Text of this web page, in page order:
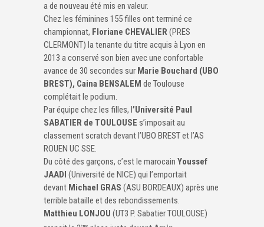
a de nouveau été mis en valeur.
Chez les féminines 155 filles ont terminé ce
championnat, Floriane CHEVALIER (PRES
CLERMONT) la tenante du titre acquis à Lyon en
2013 a conservé son bien avec une confortable
avance de 30 secondes sur Marie Bouchard (UBO
BREST), Caina BENSALEM de Toulouse
complétait le podium.
Par équipe chez les filles, l’Université Paul
SABATIER de TOULOUSE s’imposait au
classement scratch devant l’UBO BREST et l’AS
ROUEN UC SSE.
Du côté des garçons, c’est le marocain Youssef
JAADI (Université de NICE) qui l’emportait
devant Michael GRAS (ASU BORDEAUX) après une
terrible bataille et des rebondissements.
Matthieu LONJOU (UT3 P. Sabatier TOULOUSE)